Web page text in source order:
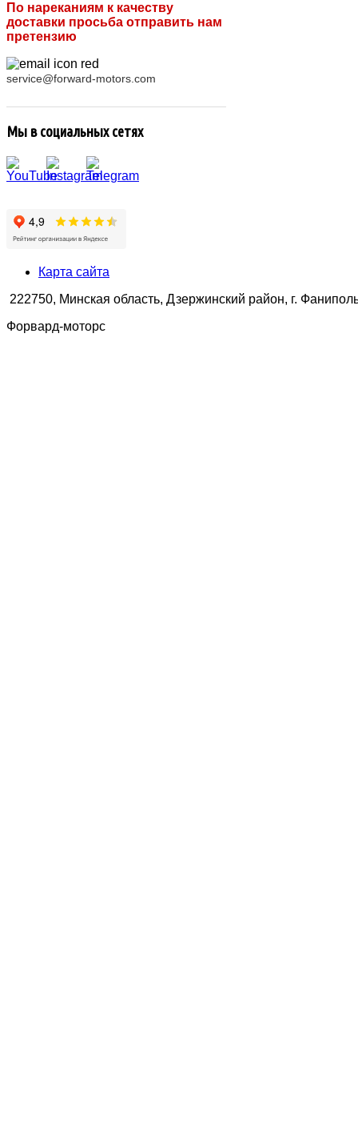
По нареканиям к качеству
доставки просьба отправить нам
претензию
service@forward-motors.com
Мы в социальных сетях
Карта сайта
222750, Минская область, Дзержинский район, г.
Форвард-моторс